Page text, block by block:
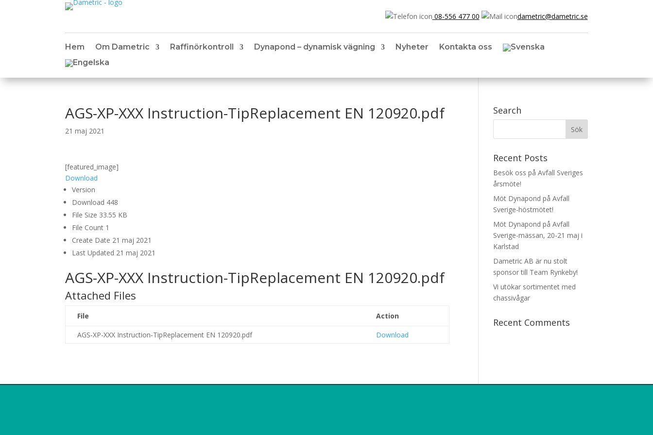
08-556 477 00 dametric@dametric.se
Hem Om Dametric Raffinörkontroll Dynapond – dynamisk vägning Nyheter Kontakta oss
AGS-XP-XXX Instruction-TipReplacement EN 120920.pdf
21 maj 2021
[featured_image]
Download
Version
Download 448
File Size 33.55 KB
File Count 1
Create Date 21 maj 2021
Last Updated 21 maj 2021
AGS-XP-XXX Instruction-TipReplacement EN 120920.pdf
Attached Files
File Action
AGS-XP-XXX Instruction-TipReplacement EN 120920.pdf Download
Search
Recent Posts
Besök oss på Avfall Sveriges
årsmöte!
Möt Dynapond på Avfall
Sverige-höstmötet!
Möt Dynapond på Avfall
Sverige-mässan, 20-21 maj i
Karlstad
Dametric AB är nu stolt
sponsor till Team Rynkeby!
Vi utökar sortimentet med
chassivågar
Recent Comments